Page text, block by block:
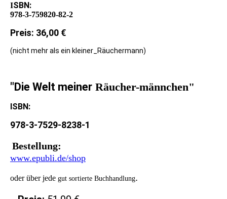
ISBN:
978-3-759820-82-2
Preis: 36,00 €
(nicht mehr als ein kleiner_Räuchermann)
"Die Welt meiner Räucher-männchen"
ISBN:
978-3-7529-8238-1
Bestellung:
www.epubli.de/shop
oder über jede gut sortierte Buchhandlung.